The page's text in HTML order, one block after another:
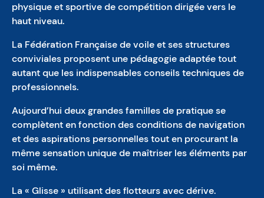
physique et sportive de compétition dirigée vers le
haut niveau.
La Fédération Française de voile et ses structures
conviviales proposent une pédagogie adaptée tout
autant que les indispensables conseils techniques de
professionnels.
Aujourd’hui deux grandes familles de pratique se
complètent en fonction des conditions de navigation
et des aspirations personnelles tout en procurant la
même sensation unique de maîtriser les éléments par
soi même.
La « Glisse » utilisant des flotteurs avec dérive.